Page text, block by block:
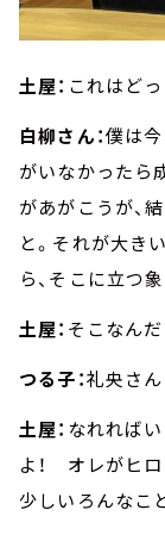
土屋： これはど
白柳さん：僕は今
がいなかったら
があがこうが、
と。それが大き
ら、そこに立つ
土屋： そこなん
つる子：礼央さ
土屋： なれれば
よ！ オレがヒ
少しいろんなこ